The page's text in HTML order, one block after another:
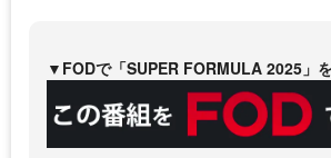
▼FODで「SUPER FORMULA 2025」